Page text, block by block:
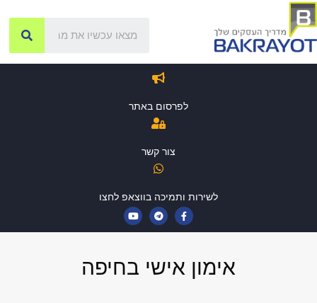
לפרסום באתר
צור קשר
לשירות ותמיכה בווצאפ לחצו
אימון אישי בחיפה